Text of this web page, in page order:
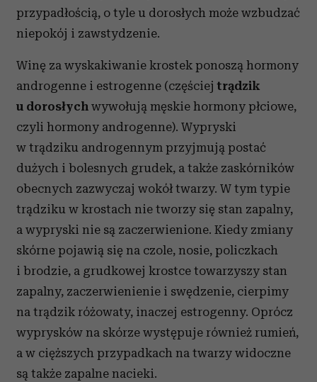
przypadłością, o tyle u dorosłych może wzbudzać
niepokój i zawstydzenie.
Winę za wyskakiwanie krostek ponoszą hormony
androgenne i estrogenne (częściejtrądzik
u dorosłych wywołują męskie hormony płciowe,
czyli hormony androgenne). Wypryski
w trądziku androgennym przyjmują postać
dużych i bolesnych grudek, a także zaskórników
obecnych zazwyczaj wokół twarzy. W tym typie
trądziku w krostach nie tworzy się stan zapalny,
a wypryski nie są zaczerwienione. Kiedy zmiany
skórne pojawią się na czole, nosie, policzkach
i brodzie, a grudkowej krostce towarzyszy stan
zapalny, zaczerwienienie i swędzenie, cierpimy
na trądzik różowaty, inaczej estrogenny. Oprócz
wyprysków na skórze występuje również rumień,
a w cięższych przypadkach na twarzy widoczne
są także zapalne nacieki.